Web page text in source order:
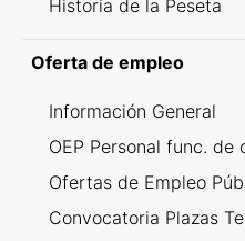
Historia de la Peseta
Oferta de empleo
Información General
OEP Personal func.
Ofertas de Empleo
Convocatoria Plazas